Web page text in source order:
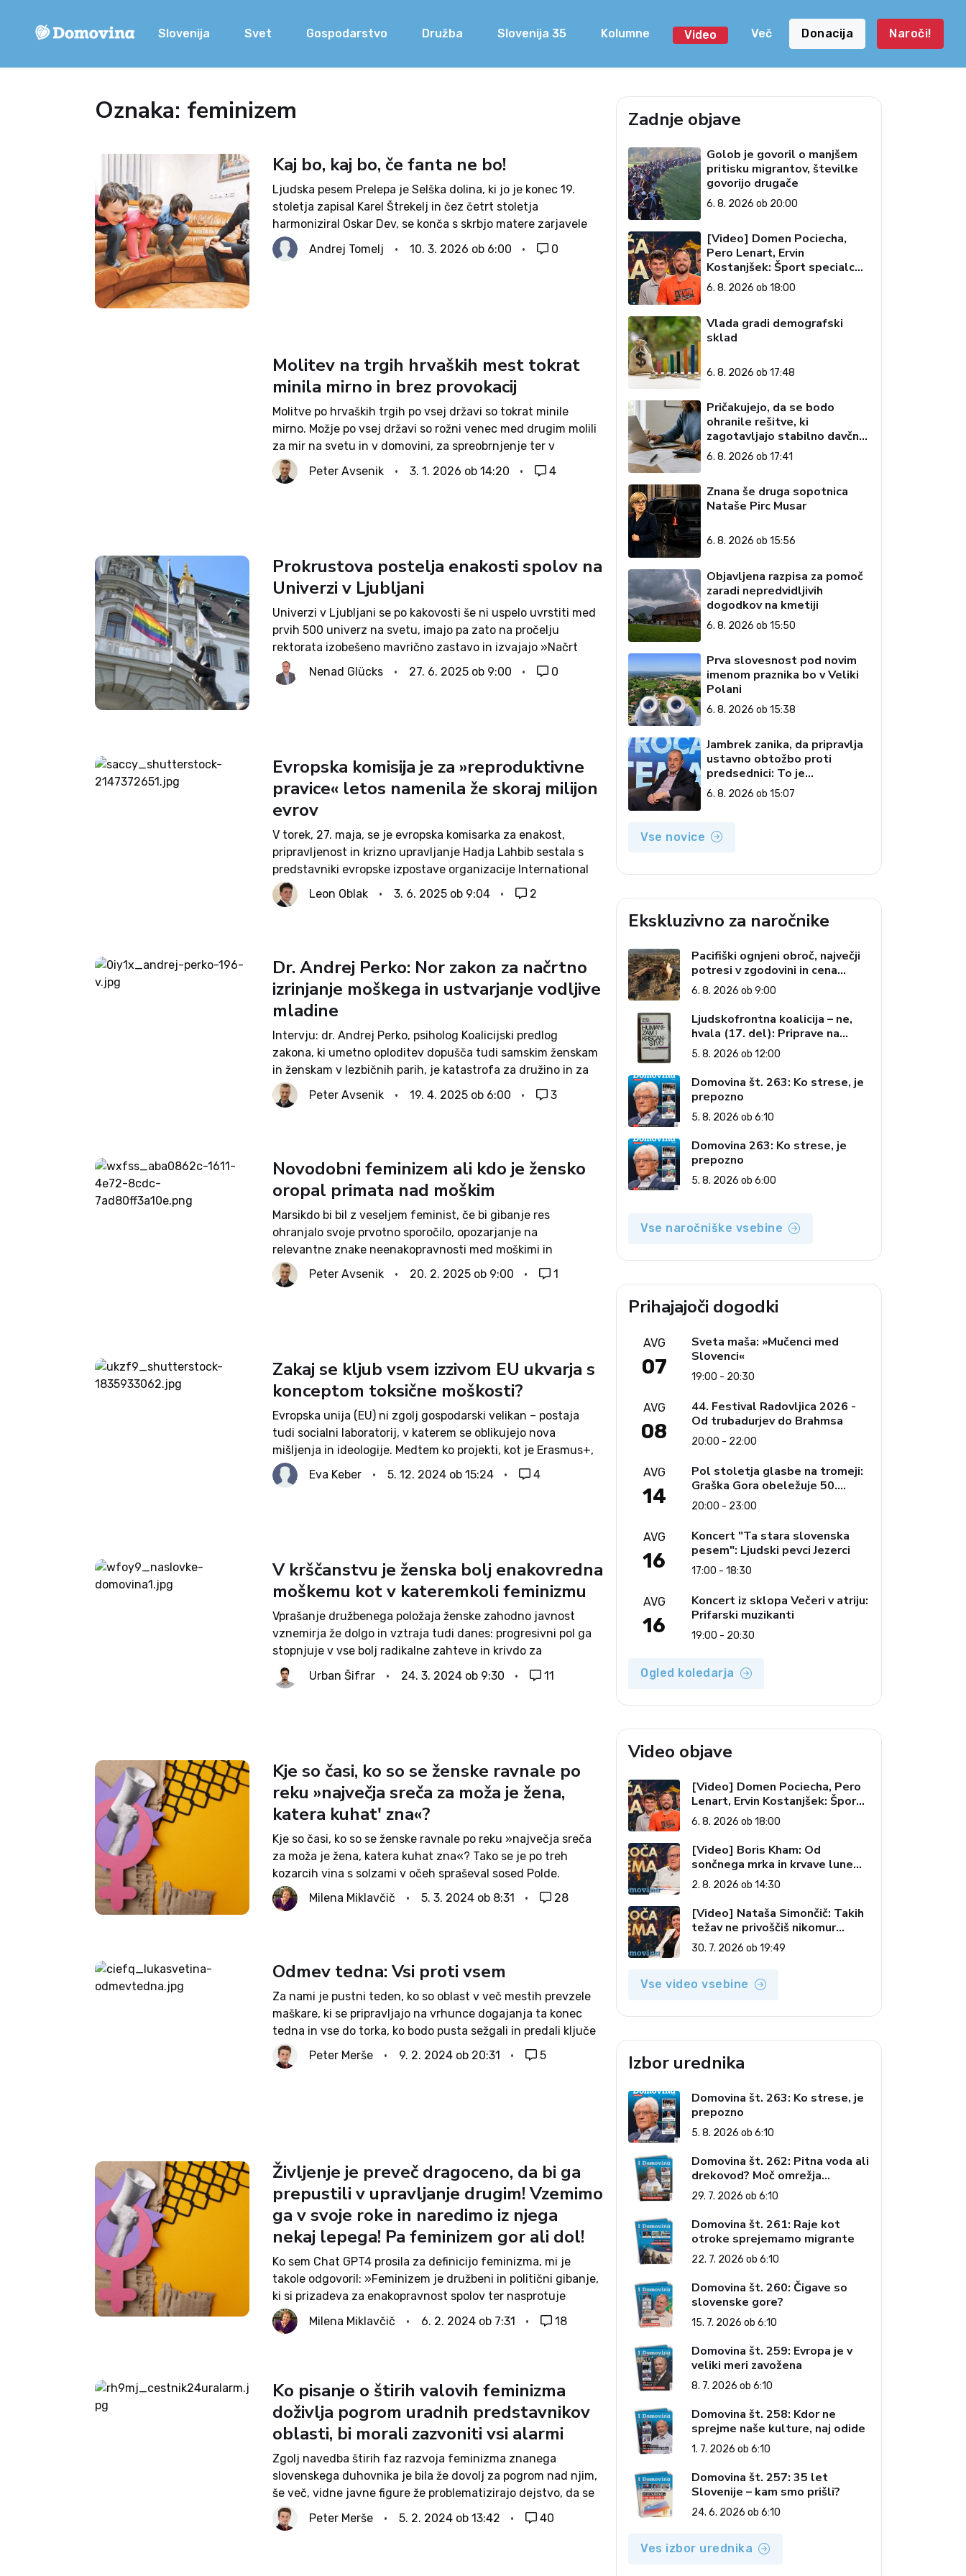
Slovenija Svet Gospodarstvo Družba Slovenija 35 Kolumne Video Več Donacija Naroči!
Oznaka: feminizem
Kaj bo, kaj bo, če fanta ne bo!
Ljudska pesem Prelepa je Selška dolina, ki jo je konec 19.
stoletja zapisal Karel Štrekelj in čez četrt stoletja
harmoniziral Oskar Dev, se konča s skrbjo matere zarjavele
device: »Kaj bo, kaj bo, če fanta ne bo!« Pesem je še...
Andrej Tomelj 10. 3. 2026 ob 6:00 0
Molitev na trgih hrvaških mest tokrat
minila mirno in brez provokacij
Molitve po hrvaških trgih po vsej državi so tokrat minile
mirno. Možje po vsej državi so rožni venec med drugim molili
za mir na svetu in v domovini, za spreobrnjenje ter v
zadoščenje za žalitve brezmadežnega spočetja in devištva
Device...
Peter Avsenik 3. 1. 2026 ob 14:20 4
Prokrustova postelja enakosti spolov na
Univerzi v Ljubljani
Univerzi v Ljubljani se po kakovosti še ni uspelo uvrstiti med
prvih 500 univerz na svetu, imajo pa zato na pročelju
rektorata izobešeno mavrično zastavo in izvajajo »Načrt
enakosti spolov 2022–2027«. V njem med drugim o spolih
pišejo v množini,...
Nenad Glücks 27. 6. 2025 ob 9:00 0
Evropska komisija je za »reproduktivne
pravice« letos namenila že skoraj milijon
evrov
V torek, 27. maja, se je evropska komisarka za enakost,
pripravljenost in krizno upravljanje Hadja Lahbib sestala s
predstavniki evropske izpostave organizacije International
Planned Parenthood Federation (IPPF – Mednarodna zveza
načrtovanega starševstva). Na sestanek komisarke s
Leon Oblak 3. 6. 2025 ob 9:04 2
Dr. Andrej Perko: Nor zakon za načrtno
izrinjanje moškega in ustvarjanje vodljive
mladine
Intervju: dr. Andrej Perko, psiholog Koalicijski predlog
zakona, ki umetno oploditev dopušča tudi samskim ženskam
in ženskam v lezbičnih parih, je katastrofa za družino in za
otroke, ki bodo v takšnih zvezah rojeni, ocenjuje psiholog dr.
Andrej Perko. Vzgoja otrok...
Peter Avsenik 19. 4. 2025 ob 6:00 3
Novodobni feminizem ali kdo je žensko
oropal primata nad moškim
Marsikdo bi bil z veseljem feminist, če bi gibanje res
ohranjalo svoje prvotno sporočilo, opozarjanje na
relevantne znake neenakopravnosti med moškimi in
ženskami. A kaj, ko se je skozi desetletja vsaj v delu javnosti
izrodilo v ideologijo, ki počne ravno...
Peter Avsenik 20. 2. 2025 ob 9:00 1
Zakaj se kljub vsem izzivom EU ukvarja s
konceptom toksične moškosti?
Evropska unija (EU) ni zgolj gospodarski velikan – postaja
tudi socialni laboratorij, v katerem se oblikujejo nova
mišljenja in ideologije. Medtem ko projekti, kot je Erasmus+,
širijo obzorja mladih, nekateri drugi odpirajo povsem nove
razprave o družbenih vlogah in enakosti....
Eva Keber 5. 12. 2024 ob 15:24 4
V krščanstvu je ženska bolj enakovredna
moškemu kot v kateremkoli feminizmu
Vprašanje družbenega položaja ženske zahodno javnost
vznemirja že dolgo in vztraja tudi danes: progresivni pol ga
stopnjuje v vse bolj radikalne zahteve in krivdo za
vzpostavljeno »moško nadvlado« pripisuje predvsem
religijam, krščanski ali konservativni pa se prvemu ali
Urban Šifrar 24. 3. 2024 ob 9:30 11
Kje so časi, ko so se ženske ravnale po
reku »največja sreča za moža je žena,
katera kuhat' zna«?
Kje so časi, ko so se ženske ravnale po reku »največja sreča
za moža je žena, katera kuhat zna«? Tako se je po treh
kozarcih vina s solzami v očeh spraševal sosed Polde.
»Bojim se, da se ne bodo več...
Milena Miklavčič 5. 3. 2024 ob 8:31 28
Odmev tedna: Vsi proti vsem
Za nami je pustni teden, ko so oblast v več mestih prevzele
maškare, ki se pripravljajo na vrhunce dogajanja ta konec
tedna in vse do torka, ko bodo pusta sežgali in predali ključe
mest nazaj »pravi« oblasti. Da je razlika...
Peter Merše 9. 2. 2024 ob 20:31 5
Življenje je preveč dragoceno, da bi ga
prepustili v upravljanje drugim! Vzemimo
ga v svoje roke in naredimo iz njega
nekaj lepega! Pa feminizem gor ali dol!
Ko sem Chat GPT4 prosila za definicijo feminizma, mi je
takole odgovoril: »Feminizem je družbeni in politični gibanje,
ki si prizadeva za enakopravnost spolov ter nasprotuje
patriarhalnim normam in strukturam moči, ki moškim dajejo
prednost pred ženskami in drugimi spoli....
Milena Miklavčič 6. 2. 2024 ob 7:31 18
Ko pisanje o štirih valovih feminizma
doživlja pogrom uradnih predstavnikov
oblasti, bi morali zazvoniti vsi alarmi
Zgolj navedba štirih faz razvoja feminizma znanega
slovenskega duhovnika je bila že dovolj za pogrom nad njim,
še več, vidne javne figure že problematizirajo dejstvo, da se
ukvarja tudi z mladino in med njo širi svoja sporočila.
Dogajanje prihaja prav...
Peter Merše 5. 2. 2024 ob 13:42 40
Zadnje objave
Golob je govoril o manjšem
pritisku migrantov, številke
govorijo drugače
6. 8. 2026 ob 20:00
[Video] Domen Pociecha,
Pero Lenart, Ervin
Kostanjšek: Šport specialcev
(Vroča tema, 6. 8. 2026)
6. 8. 2026 ob 18:00
Vlada gradi demografski
sklad
6. 8. 2026 ob 17:48
Pričakujejo, da se bodo
ohranile rešitve, ki
zagotavljajo stabilno davčno
okolje
6. 8. 2026 ob 17:41
Znana še druga sopotnica
Nataše Pirc Musar
6. 8. 2026 ob 15:56
Objavljena razpisa za pomoč
zaradi nepredvidljivih
dogodkov na kmetiji
6. 8. 2026 ob 15:50
Prva slovesnost pod novim
imenom praznika bo v Veliki
Polani
6. 8. 2026 ob 15:38
Jambrek zanika, da pripravlja
ustavno obtožbo proti
predsednici: To je
popolnoma neresnična
informacija
6. 8. 2026 ob 15:07
Vse novice
Ekskluzivno za naročnike
Pacifiški ognjeni obroč, največji
potresi v zgodovini in cena
pozabe
6. 8. 2026 ob 9:00
Ljudskofrontna koalicija – ne,
hvala (17. del): Priprave na
sestop z oblasti – dvorska
opozicija 6: Gramsci na delu:
Revija 2000 in revolucionarna
izvotlitev krščanstva
5. 8. 2026 ob 12:00
Domovina št. 263: Ko strese, je
prepozno
5. 8. 2026 ob 6:10
Domovina 263: Ko strese, je
prepozno
5. 8. 2026 ob 6:00
Vse naročniške vsebine
Prihajajoči dogodki
AVG
07
Sveta maša: »Mučenci med
Slovenci«
19:00 - 20:30
AVG
08
44. Festival Radovljica 2026 -
Od trubadurjev do Brahmsa
20:00 - 22:00
AVG
14
Pol stoletja glasbe na tromeji:
Graška Gora obeležuje 50.
jubilejni festival narodno-
zabavne glasbe
20:00 - 23:00
AVG
16
Koncert "Ta stara slovenska
pesem": Ljudski pevci Jezerci
17:00 - 18:30
AVG
16
Koncert iz sklopa Večeri v atriju:
Prifarski muzikanti
19:00 - 20:30
Ogled koledarja
Video objave
[Video] Domen Pociecha, Pero
Lenart, Ervin Kostanjšek: Šport
specialcev (Vroča tema, 6. 8.
2026)
6. 8. 2026 ob 18:00
[Video] Boris Kham: Od
sončnega mrka in krvave lune
do slovenskih pečatov v vesolju
(Vroča tema, 2. 8. 2026)
2. 8. 2026 ob 14:30
[Video] Nataša Simončič: Takih
težav ne privoščiš nikomur
(Vroča tema, 30. 7. 2026)
30. 7. 2026 ob 19:49
Vse video vsebine
Izbor urednika
Domovina št. 263: Ko strese, je
prepozno
5. 8. 2026 ob 6:10
Domovina št. 262: Pitna voda ali
drekovod? Moč omrežja
interesov
29. 7. 2026 ob 6:10
Domovina št. 261: Raje kot
otroke sprejemamo migrante
22. 7. 2026 ob 6:10
Domovina št. 260: Čigave so
slovenske gore?
15. 7. 2026 ob 6:10
Domovina št. 259: Evropa je v
veliki meri zavožena
8. 7. 2026 ob 6:10
Domovina št. 258: Kdor ne
sprejme naše kulture, naj odide
1. 7. 2026 ob 6:10
Domovina št. 257: 35 let
Slovenije – kam smo prišli?
24. 6. 2026 ob 6:10
Ves izbor urednika